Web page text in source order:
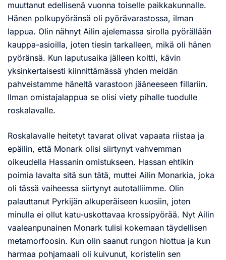
muuttanut edellisenä vuonna toiselle paikkakunnalle.
Hänen polkupyöränsä oli pyörävarastossa, ilman
lappua. Olin nähnyt Ailin ajelemassa sirolla pyörällään
kauppa-asioilla, joten tiesin tarkalleen, mikä oli hänen
pyöränsä. Kun laputusaika jälleen koitti, kävin
yksinkertaisesti kiinnittämässä yhden meidän
pahveistamme häneltä varastoon jääneeseen fillariin.
Ilman omistajalappua se olisi viety pihalle tuodulle
roskalavalle.
Roskalavalle heitetyt tavarat olivat vapaata riistaa ja
epäilin, että Monark olisi siirtynyt vahvemman
oikeudella Hassanin omistukseen. Hassan ehtikin
poimia lavalta sitä sun tätä, muttei Ailin Monarkia, joka
oli tässä vaiheessa siirtynyt autotalliimme. Olin
palauttanut Pyrkijän alkuperäiseen kuosiin, joten
minulla ei ollut katu-uskottavaa krossipyörää. Nyt Ailin
vaaleanpunainen Monark tulisi kokemaan täydellisen
metamorfoosin. Kun olin saanut rungon hiottua ja kun
harmaa pohjamaali oli kuivunut, koristelin sen